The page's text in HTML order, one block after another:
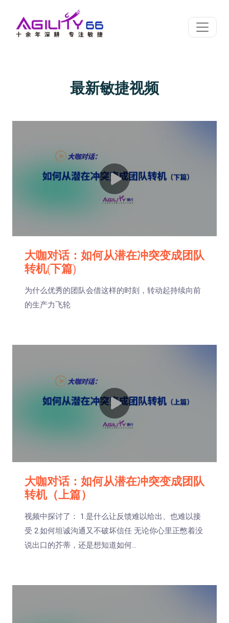
最新敏捷视频
大咖对话：如何从潜在冲突变成团队
转机(下篇)
为什么优秀的团队会借这样的时刻，转动起持续向前
的生产力飞轮
大咖对话：如何从潜在冲突变成团队
转机（上篇）
视频中探讨了： 1.是什么让反馈难以给出、也难以接
受 2.如何坦诚沟通又不破坏信任 无论你心里正憋着没
说出口的芥蒂，还是想知道如何...